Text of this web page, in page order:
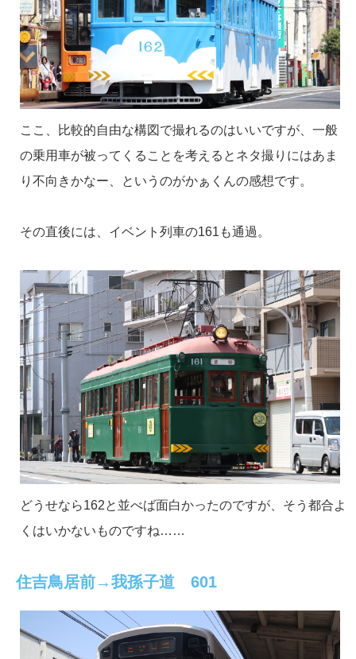
ここ、比較的自由な構図で撮れるのはいいですが、一般
の乗用車が被ってくることを考えるとネタ撮りにはあま
り不向きかなー、というのがかぁくんの感想です。
その直後には、イベント列車の161も通過。
どうせなら162と並べば面白かったのですが、そう都合よ
くはいかないものですね……
住吉鳥居前→我孫子道 601